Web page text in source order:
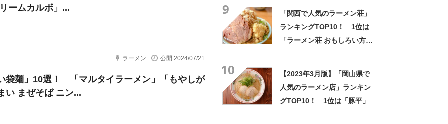
ームカルボ」...
ラーメン 公開 2024/07/21
袋麺」10選！ 「マルタイラーメン」「もやしが
い まぜそば ニン...
9
「関西で人気のラーメン荘」
ランキングTOP10！ 1位は
「ラーメン荘 おもしろい方
10
【2023年3月版】「岡山県で
人気のラーメン店」ランキン
グTOP10！ 1位は「豚平」